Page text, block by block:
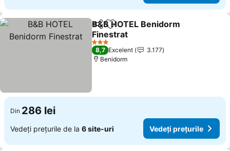
DistribuițiAdăugaţi la favorite
B&B HOTEL Benidorm
Finestrat
Vedeți prețurile
3 Stele
8,7 Excelent
3.177
Benidorm
Din 286 lei
Vedeți prețurile de la 6 site-uri Vedeți prețurile